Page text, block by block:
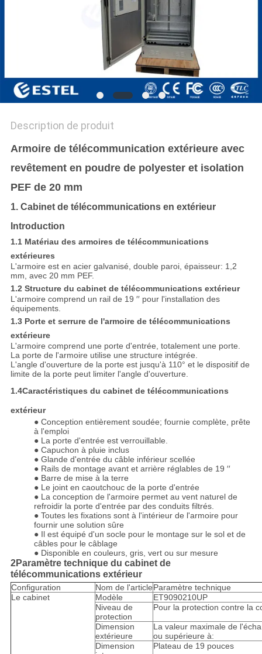
Description de produit
Armoire de télécommunication extérieure avec
revêtement en poudre de polyester et isolation
PEF de 20 mm
1. Cabinet de télécommunications en extérieur
Introduction
1.1 Matériau des armoires de télécommunications
extérieures
L'armoire est en acier galvanisé, double paroi, épaisseur: 1,2
mm, avec 20 mm PEF.
1.2 Structure du cabinet de télécommunications extérieur
L'armoire comprend un rail de 19 ′′ pour l'installation des
équipements.
1.3 Porte et serrure de l'armoire de télécommunications
extérieure
L'armoire comprend une porte d'entrée, totalement une porte.
La porte de l'armoire utilise une structure intégrée.
L'angle d'ouverture de la porte est jusqu'à 110° et le dispositif de
limite de la porte peut limiter l'angle d'ouverture.
1.4Caractéristiques du cabinet de télécommunications
extérieur
● Conception entièrement soudée; fournie complète, prête
à l'emploi
● La porte d'entrée est verrouillable.
● Capuchon à pluie inclus
● Glande d'entrée du câble inférieur scellée
● Rails de montage avant et arrière réglables de 19 ′′
● Barre de mise à la terre
● Le joint en caoutchouc de la porte d'entrée
● La conception de l'armoire permet au vent naturel de
refroidir la porte d'entrée par des conduits filtrés.
● Toutes les fixations sont à l'intérieur de l'armoire pour
fournir une solution sûre
● Il est équipé d'un socle pour le montage sur le sol et de
câbles pour le câblage
● Disponible en couleurs, gris, vert ou sur mesure
2Paramètre technique du cabinet de
télécommunications extérieur
Configuration Nom de l'articleParamètre technique
Le cabinet
Modèle
ET9090210UP
Niveau de
protection
Pour la protection contre la
Dimension
extérieure
La valeur maximale de
ou supérieure à:
Dimension
Plateau de 19 pouces